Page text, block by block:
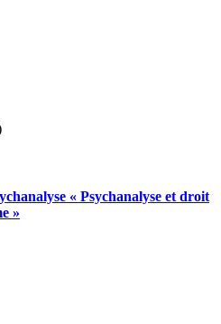
« Psychanalyse et droit
»